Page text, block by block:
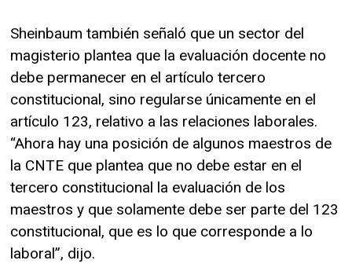
Sheinbaum también señaló que un sector del
magisterio plantea que la evaluación docente no
debe permanecer en el artículo tercero
constitucional, sino regularse únicamente en el
artículo 123, relativo a las relaciones laborales.
“Ahora hay una posición de algunos maestros de
la CNTE que plantea que no debe estar en el
tercero constitucional la evaluación de los
maestros y que solamente debe ser parte del 123
constitucional, que es lo que corresponde a lo
laboral”, dijo.